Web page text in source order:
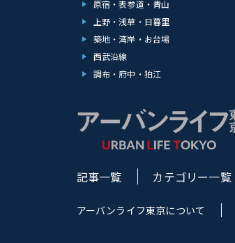
原宿・表参道・青山
上野・浅草・日暮里
築地・湾岸・お台場
西武沿線
調布・府中・狛江
記事一覧 カテゴリー一覧
アーバンライフ東京について